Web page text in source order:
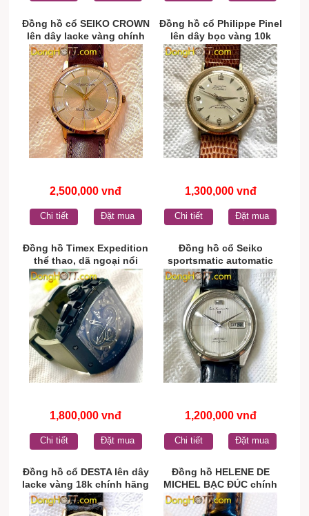
Đồng hồ cổ SEIKO CROWN
lên dây lacke vàng chính
hãng nhật bản
2,500,000 vnđ
Chi tiết Đặt mua
Đồng hồ cổ Philippe Pinel
lên dây bọc vàng 10k
chính hãng Thụy Sĩ
1,300,000 vnđ
Chi tiết Đặt mua
Đồng hồ Timex Expedition
thể thao, dã ngoại nổi
tiếng thuộc thương hiệu
Timex của Mỹ (USA)
1,800,000 vnđ
Chi tiết Đặt mua
Đồng hồ cổ Seiko
sportsmatic automatic
chính hãng nhật bản
1,200,000 vnđ
Chi tiết Đặt mua
Đồng hồ cổ DESTA lên dây
lacke vàng 18k chính hãng
Thụy Sĩ
Đồng hồ HELENE DE
MICHEL BẠC ĐÚC chính
hãng Pháp